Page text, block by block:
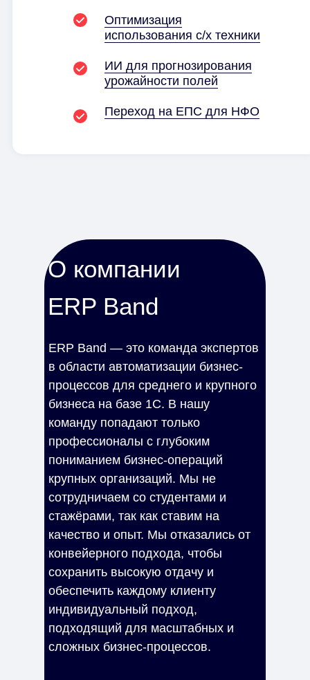
Оптимизация
использования с/x техники
ИИ для прогнозирования
урожайности полей
Переход на ЕПС для НФО
О компании
ERP Band
ERP Band — это команда экспертов
в области автоматизации бизнес-
процессов для среднего и крупного
бизнеса на базе 1С. В нашу
команду попадают только
профессионалы с глубоким
пониманием бизнес-операций
крупных организаций. Мы не
сотрудничаем со студентами и
стажёрами, так как ставим на
качество и опыт. Мы отказались от
конвейерного подхода, чтобы
сохранить высокую отдачу и
обеспечить каждому клиенту
индивидуальный подход,
подходящий для масштабных и
сложных бизнес-процессов.